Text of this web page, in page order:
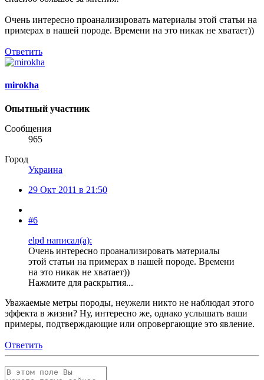
Очень интересно проанализировать материалы этой статьи на
примерах в нашей породе. Времени на это никак не хватает))
Ответить
mirokha
Опытный участник
Сообщения
965
Город
Украина
29 Окт 2011 в 21:50
#6
elpd написал(а):
Очень интересно проанализировать материалы
этой статьи на примерах в нашей породе. Времени
на это никак не хватает))
Нажмите для раскрытия...
Уважаемые метры породы, неужели никто не наблюдал этого
эффекта в жизни? Ну, интересно же, однако услышать ваши
примеры, подтверждающие или опровергающие это явление.
Ответить